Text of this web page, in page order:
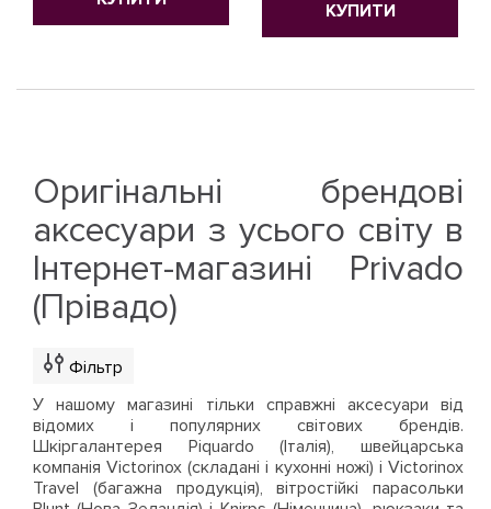
КУПИТИ
Оригінальні брендові
аксесуари з усього світу в
Інтернет-магазині Privado
(Прівадо)
Фільтр
У нашому магазині тільки справжні аксесуари від
відомих і популярних світових брендів.
Шкіргалантерея Piquardo (Італія), швейцарська
компанія Victorinox (складані і кухонні ножі) і Victorinox
Travel (багажна продукція), вітростійкі парасольки